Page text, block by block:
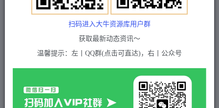
太多花里胡哨，只讲干货
5 积分
付费资源
扫码进入大牛资源库用户群
获取最新动态资讯～
温馨提示：左丨QQ群(点击可直达)，右丨公众号